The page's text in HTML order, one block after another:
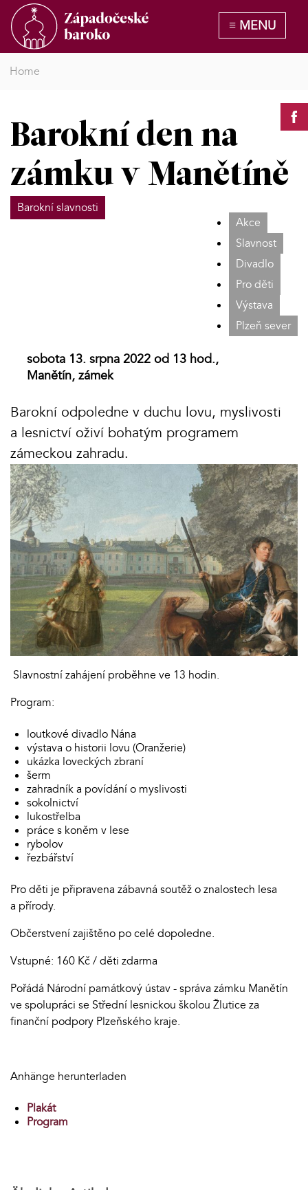
Home
Barokní den na
zámku v Manětíně
Barokní slavnosti
Akce
Slavnost
Divadlo
Pro děti
Výstava
Plzeň sever
sobota 13. srpna 2022 od 13 hod.,
Manětín, zámek
Barokní odpoledne v duchu lovu, myslivosti
a lesnictví oživí bohatým programem
zámeckou zahradu.
Slavnostní zahájení proběhne ve 13 hodin.
Program:
loutkové divadlo Nána
výstava o historii lovu (Oranžerie)
ukázka loveckých zbraní
šerm
zahradník a povídání o myslivosti
sokolnictví
lukostřelba
práce s koněm v lese
rybolov
řezbářství
Pro děti je připravena zábavná soutěž o znalostech lesa
a přírody.
Občerstvení zajištěno po celé dopoledne.
Vstupné: 160 Kč / děti zdarma
Pořádá Národní památkový ústav - správa zámku Manětín
ve spolupráci se Střední lesnickou školou Žlutice za
finanční podpory Plzeňského kraje.
Anhänge herunterladen
Plakát
Program